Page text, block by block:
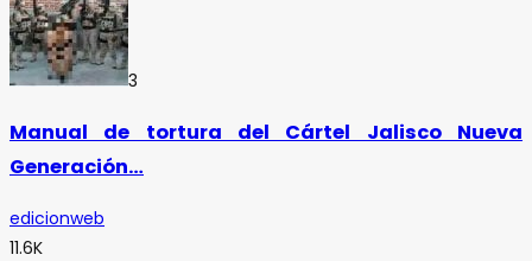
3
Manual de tortura del Cártel Jalisco Nueva
Generación…
edicionweb
11.6K